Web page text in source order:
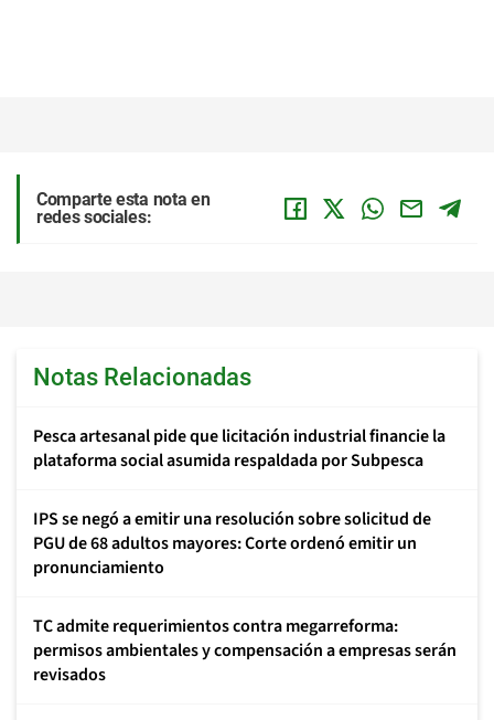
Comparte esta nota en
redes sociales:
Notas Relacionadas
Pesca artesanal pide que licitación industrial financie la
plataforma social asumida respaldada por Subpesca
IPS se negó a emitir una resolución sobre solicitud de
PGU de 68 adultos mayores: Corte ordenó emitir un
pronunciamiento
TC admite requerimientos contra megarreforma:
permisos ambientales y compensación a empresas serán
revisados